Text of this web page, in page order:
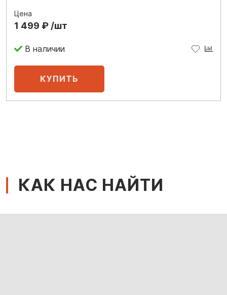
Цена
1 499 ₽ /шт
В наличии
КАК НАС НАЙТИ